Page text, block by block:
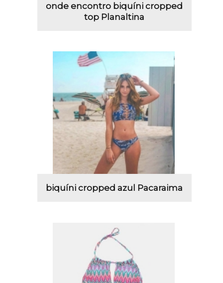
onde encontro biquíni cropped
top Planaltina
biquíni cropped azul Pacaraima